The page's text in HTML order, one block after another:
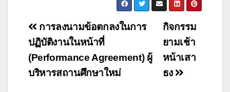
แนะแนว
เรื่อง
กิจกรรม
ยามเช้า
หน้าเสา
ธง
การลงนามข้อตกลงในการ
ปฏิบัติงานในหน้าที่
(Performance Agreement) ผู้
บริหารสถานศึกษาใหม่